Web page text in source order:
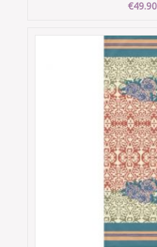
€49.90